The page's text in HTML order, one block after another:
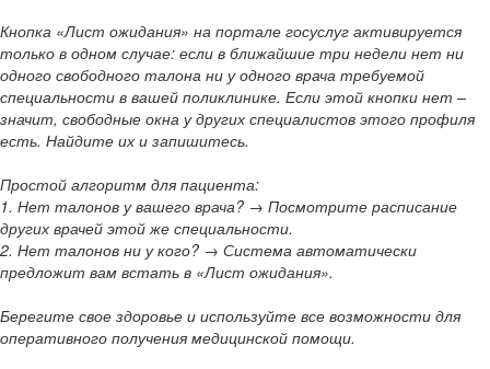
Кнопка «Лист ожидания» на портале госуслуг активируется
только в одном случае: если в ближайшие три недели нет ни
одного свободного талона ни у одного врача требуемой
специальности в вашей поликлинике. Если этой кнопки нет –
значит, свободные окна у других специалистов этого профиля
есть. Найдите их и запишитесь.
Простой алгоритм для пациента:
1. Нет талонов у вашего врача? → Посмотрите расписание
других врачей этой же специальности.
2. Нет талонов ни у кого? → Система автоматически
предложит вам встать в «Лист ожидания».
Берегите свое здоровье и используйте все возможности для
оперативного получения медицинской помощи.